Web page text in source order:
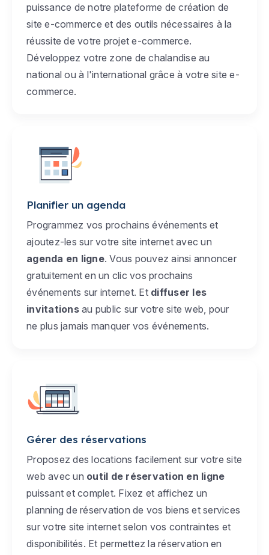
puissance de notre plateforme de création de
site e-commerce et des outils nécessaires à la
réussite de votre projet e-commerce.
Développez votre zone de chalandise au
national ou à l'international grâce à votre site e-
commerce.
Planifier un agenda
Programmez vos prochains événements et
ajoutez-les sur votre site internet avec un
agenda en ligne. Vous pouvez ainsi annoncer
gratuitement en un clic vos prochains
événements sur internet. Et diffuser les
invitationsau public sur votre site web, pour
ne plus jamais manquer vos événements.
Gérer des réservations
Proposez des locations facilement sur votre site
web avec un outil de réservation en ligne
puissant et complet. Fixez et affichez un
planning de réservation de vos biens et services
sur votre site internet selon vos contraintes et
disponibilités. Et permettez la réservation en